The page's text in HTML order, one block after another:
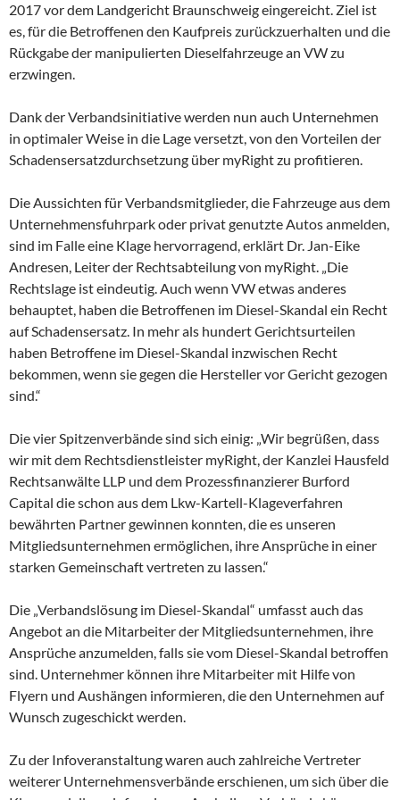
2017 vor dem Landgericht Braunschweig eingereicht. Ziel ist
es, für die Betroffenen den Kaufpreis zurückzuerhalten und die
Rückgabe der manipulierten Dieselfahrzeuge an VW zu
erzwingen.
Dank der Verbandsinitiative werden nun auch Unternehmen
in optimaler Weise in die Lage versetzt, von den Vorteilen der
Schadensersatzdurchsetzung über myRight zu profitieren.
Die Aussichten für Verbandsmitglieder, die Fahrzeuge aus dem
Unternehmensfuhrpark oder privat genutzte Autos anmelden,
sind im Falle eine Klage hervorragend, erklärt Dr. Jan-Eike
Andresen, Leiter der Rechtsabteilung von myRight. „Die
Rechtslage ist eindeutig. Auch wenn VW etwas anderes
behauptet, haben die Betroffenen im Diesel-Skandal ein Recht
auf Schadensersatz. In mehr als hundert Gerichtsurteilen
haben Betroffene im Diesel-Skandal inzwischen Recht
bekommen, wenn sie gegen die Hersteller vor Gericht gezogen
sind.“
Die vier Spitzenverbände sind sich einig: „Wir begrüßen, dass
wir mit dem Rechtsdienstleister myRight, der Kanzlei Hausfeld
Rechtsanwälte LLP und dem Prozessfinanzierer Burford
Capital die schon aus dem Lkw-Kartell-Klageverfahren
bewährten Partner gewinnen konnten, die es unseren
Mitgliedsunternehmen ermöglichen, ihre Ansprüche in einer
starken Gemeinschaft vertreten zu lassen.“
Die „Verbandslösung im Diesel-Skandal“ umfasst auch das
Angebot an die Mitarbeiter der Mitgliedsunternehmen, ihre
Ansprüche anzumelden, falls sie vom Diesel-Skandal betroffen
sind. Unternehmer können ihre Mitarbeiter mit Hilfe von
Flyern und Aushängen informieren, die den Unternehmen auf
Wunsch zugeschickt werden.
Zu der Infoveranstaltung waren auch zahlreiche Vertreter
weiterer Unternehmensverbände erschienen, um sich über die